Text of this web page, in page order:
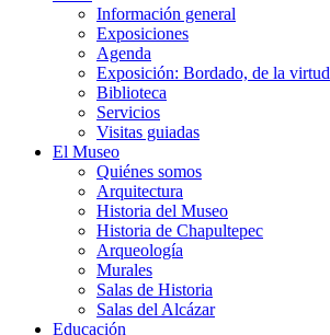
Información general
Exposiciones
Agenda
Exposición: Bordado, de la virtud
Biblioteca
Servicios
Visitas guiadas
El Museo
Quiénes somos
Arquitectura
Historia del Museo
Historia de Chapultepec
Arqueología
Murales
Salas de Historia
Salas del Alcázar
Educación